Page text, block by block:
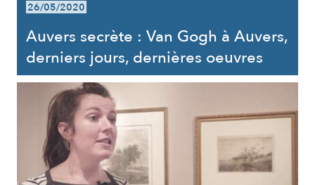
26/05/2020
Auvers secrète : Van Gogh à Auvers,
derniers jours, dernières oeuvres